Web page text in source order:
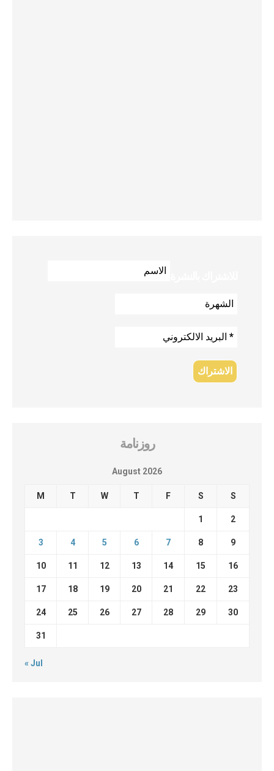
روزنامة
August 2026
M T W T F S S
1 2
3 4 5 6 7 8 9
10 11 12 13 14 15 16
17 18 19 20 21 22 23
24 25 26 27 28 29 30
31
« Jul